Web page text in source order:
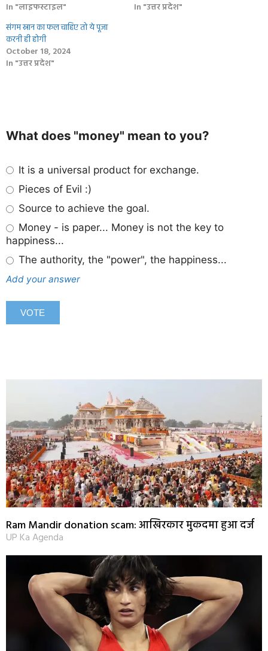
In "लाइफस्टाइल"
In "उत्तर प्रदेश"
संगम स्नान का फल चाहिए तो ये पूजा
करनी ही होगी
October 18, 2024
In "उत्तर प्रदेश"
What does "money" mean to you?
It is a universal product for exchange.
Pieces of Evil :)
Source to achieve the goal.
Money - is paper... Money is not the key to
happiness...
The authority, the "power", the happiness...
Add your answer
Ram Mandir donation scam: आखिरकार मुकदमा हुआ दर्ज
UP Ka Agenda